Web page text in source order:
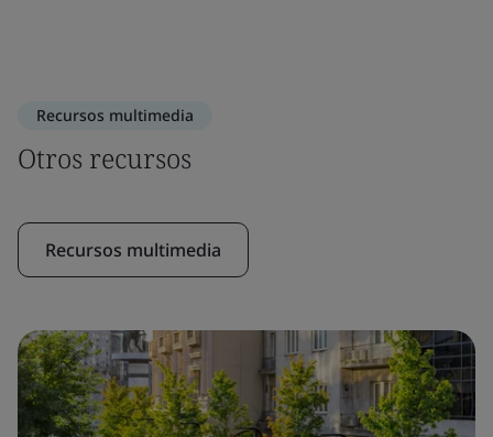
Recursos multimedia
Otros recursos
Recursos multimedia